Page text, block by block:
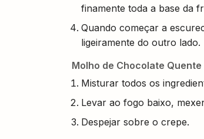
finamente toda a base da
Quando começar a
ligeiramente do outro lado.
Molho de Chocolate Quente
Misturar todos os
Levar ao fogo baixo,
Despejar sobre o crepe.